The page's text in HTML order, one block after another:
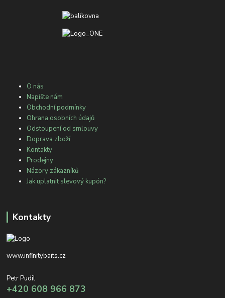
O nás
Napište nám
Obchodní podmínky
Ohrana osobních údajů
Odstoupení od smlouvy
Doprava zboží
Kontakty
Prodejny
Názory zákazníků
Jak uplatnit slevový kupón?
Kontakty
www.infinitybaits.cz
Petr Pudil
+420 608 966 873